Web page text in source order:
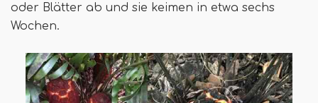
oder Blätter ab und sie keimen in etwa sechs
Wochen.